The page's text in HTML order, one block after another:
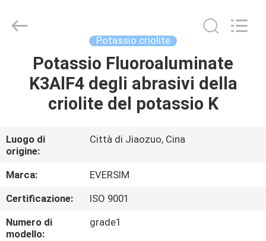
CASA.
PRODOTTI
VIDEO
SU
DI
NOI
Imp.&Exp.Co.,Ltd.
Potassio criolite
Potassio Fluoroaluminate
K3AlF4 degli abrasivi della
criolite del potassio K
Luogo di
origine:
Città di Jiaozuo, Cina
Marca:
EVERSIM
Certificazione:
ISO 9001
Numero di
modello:
grade1